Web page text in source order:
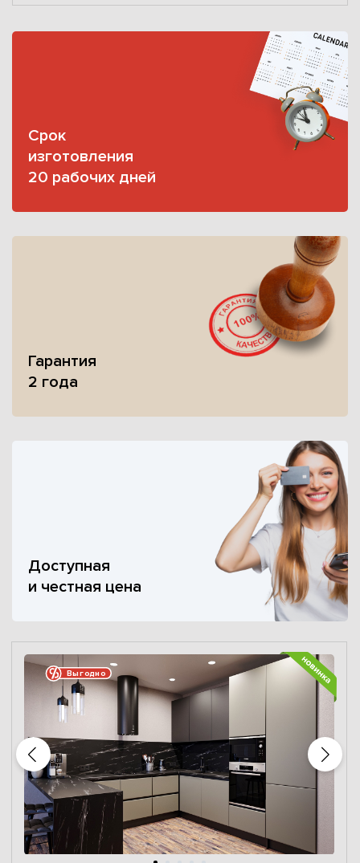
Срок
изготовления
20 рабочих дней
Гарантия
2 года
Доступная
и честная цена
Выгодно